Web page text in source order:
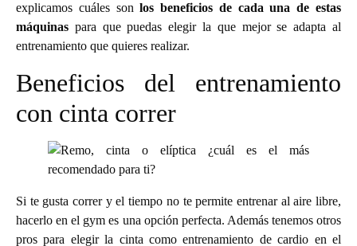
explicamos cuáles sonlos beneficios de cada una de estas
máquinas para que puedas elegir la que mejor se adapta al
entrenamiento que quieres realizar.
Beneficios del entrenamiento
con cinta correr
Si te gusta correr y el tiempo no te permite entrenar al aire libre,
hacerlo en el gym es una opción perfecta. Además tenemos otros
pros para elegir la cinta como entrenamiento de cardio en el